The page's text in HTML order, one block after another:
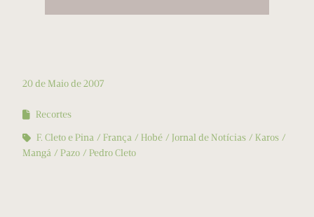
20 de Maio de 2007
Recortes
F. Cleto e Pina
França Hobé Jornal de Notícias
Karos
Mangá
Pazo Pedro Cleto